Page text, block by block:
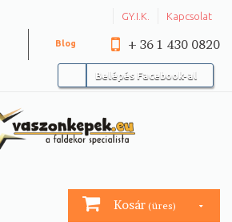
GY.I.K. Kapcsolat
+ 36 1 430 0820
Blog
Belépés Facebook-al
Kosár (üres)